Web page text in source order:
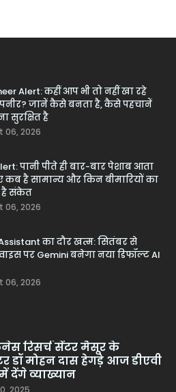
Alert: कहीं आप भी तो नहीं खा रहे
जानें कैसे बनता है, कैसे पहचानें
सुरक्षित है
06, 2026
पानी पीते ही बार-बार पेशाब आता
कब है सामान्य और किन बीमारियों का
है संकेत
06, 2026
का दौर खत्म: सितंबर से
पर Gemini बनेगा नया डिफॉल्ट AI
06, 2026
रिसर्च सेंटर मैसूर के
डॉ मोहन दास हेगड़े आज डीएवी
देंगे व्याख्यान
2025